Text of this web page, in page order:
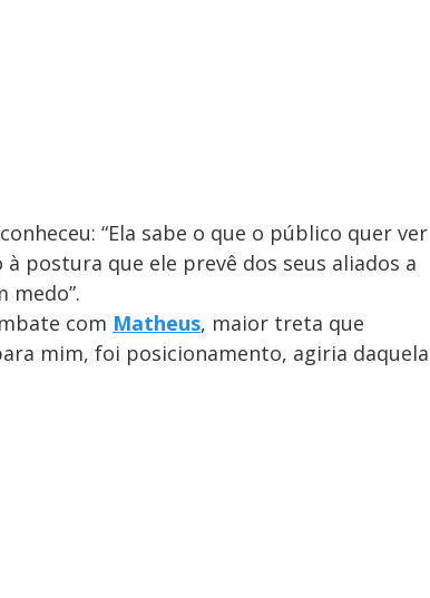
“Ela sabe o que o público quer ver
postura que ele prevê dos seus aliados a
medo”.
com Matheus, maior treta que
mim, foi posicionamento, agiria daquela